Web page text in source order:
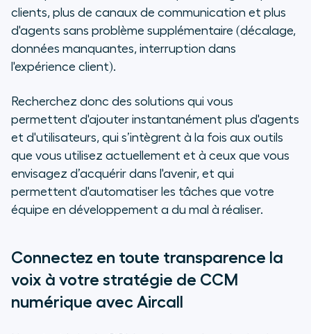
clients, plus de canaux de communication et plus
d'agents sans problème supplémentaire (décalage,
données manquantes, interruption dans
l'expérience client).
Recherchez donc des solutions qui vous
permettent d'ajouter instantanément plus d'agents
et d'utilisateurs, qui s’intègrent à la fois aux outils
que vous utilisez actuellement et à ceux que vous
envisagez d’acquérir dans l'avenir, et qui
permettent d'automatiser les tâches que votre
équipe en développement a du mal à réaliser.
Connectez en toute transparence la
voix à votre stratégie de CCM
numérique avec Aircall